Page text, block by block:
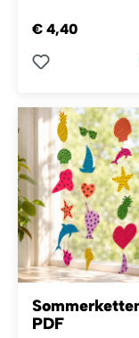
€ 4,40
PDF